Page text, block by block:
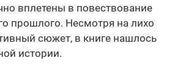
вплетены в повествование
прошлого. Несмотря на лихо
сюжет, в книге нашлось
истории.